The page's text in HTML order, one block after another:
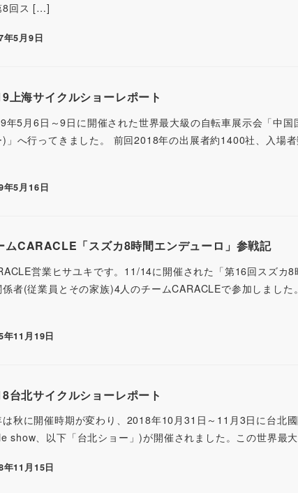
8回ス […]
年5月9日
上海サイクルショーレポート
年5月6日～9日に開催された世界最大級の自転車展示会「中
)」へ行ってきました。 前回2018年の出展者約1400社、入場
年5月16日
ムCARACLE「スズカ8時間エンデューロ」参戦記
営業ヒサユキです。11/14に開催された「第16回スズカ
係者(従業員とその家族)4人のチームCARACLEで参加しまし
年11月19日
台北サイクルショーレポート
は秋に開催時期が変わり、2018年10月31日～11月3日に台北
show、以下「台北ショー」)が開催されました。この世界最
年11月15日